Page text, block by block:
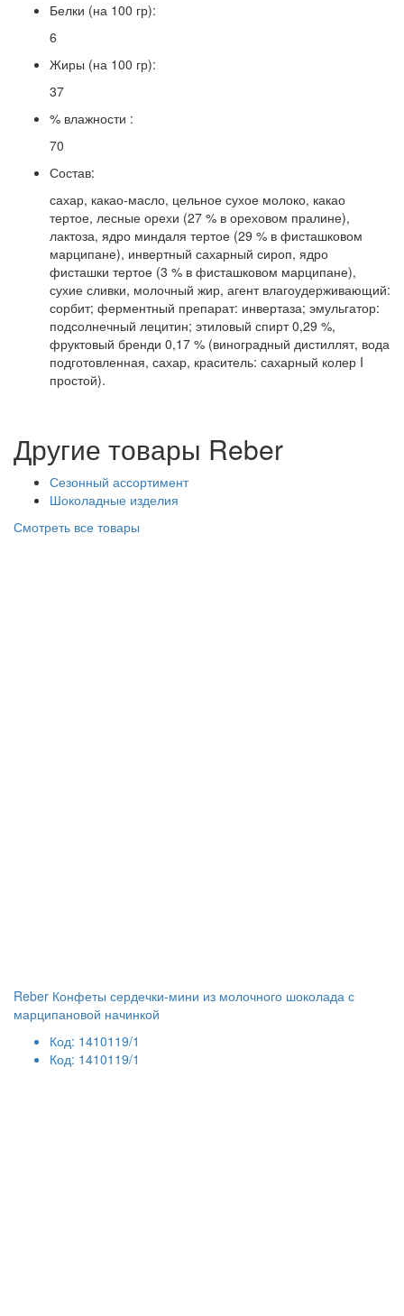
Белки (на 100 гр):
6
Жиры (на 100 гр):
37
% влажности :
70
Состав:
сахар, какао-масло, цельное сухое молоко, какао
тертое, лесные орехи (27 % в ореховом пралине),
лактоза, ядро миндаля тертое (29 % в фисташковом
марципане), инвертный сахарный сироп, ядро
фисташки тертое (3 % в фисташковом марципане),
сухие сливки, молочный жир, агент влагоудерживающий:
сорбит; ферментный препарат: инвертаза; эмульгатор:
подсолнечный лецитин; этиловый спирт 0,29 %,
фруктовый бренди 0,17 % (виноградный дистиллят, вода
подготовленная, сахар, краситель: сахарный колер I
простой).
Другие товары Reber
Сезонный ассортимент
Шоколадные изделия
Смотреть все товары
Reber Конфеты сердечки-мини из молочного шоколада с
марципановой начинкой
Код: 1410119/1
Код: 1410119/1